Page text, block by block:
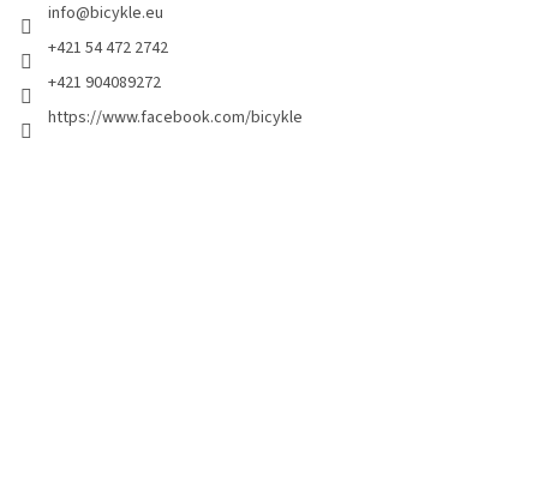
info@bicykle.eu
+421 54 472 2742
+421 904089272
https://www.facebook.com/bicykle